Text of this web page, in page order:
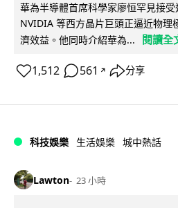
華為半導體首席科學家廖恒罕見接
NVIDIA 等西方晶片巨頭正逼近物理
濟效益。他同時介紹華為...
閱讀全
1,512 561 ↗ 分享
科技娛樂 生活娛樂 城中熱話
Lawton 23 小時